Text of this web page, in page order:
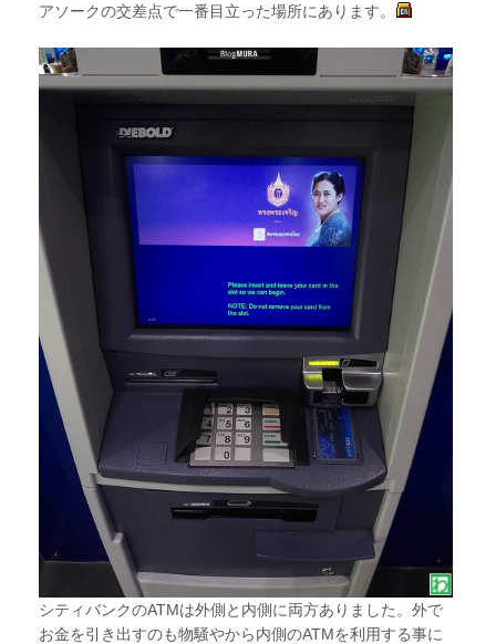
アソークの交差点で一番目立った場所にあります。
シティバンクのATMは外側と内側に両方ありました。外で
お金を引き出すのも物騒やから内側のATMを利用する事に